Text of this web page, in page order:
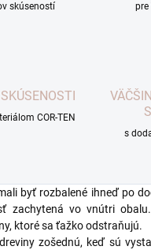
skúseností pre
COR-TEN
s
byť rozbalené ihneď po
zachytená vo vnútri
ktoré sa ťažko odstraňujú.
zošednú, keď sú